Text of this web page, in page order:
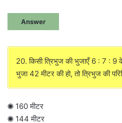
Answer
20. किसी त्रिभुज की भुजाएँ 6 : 7 : 9
भुजा 42 मीटर की हो, तो त्रिभुज की
◉ 160 मीटर
◉ 144 मीटर